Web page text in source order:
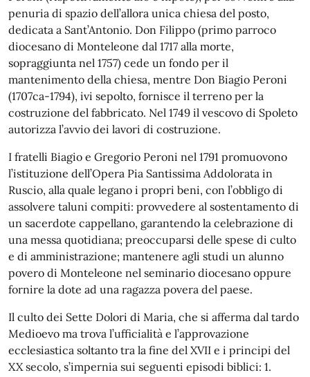
penuria di spazio dell’allora unica chiesa del posto,
dedicata a Sant’Antonio. Don Filippo (primo parroco
diocesano di Monteleone dal 1717 alla morte,
sopraggiunta nel 1757) cede un fondo per il
mantenimento della chiesa, mentre Don Biagio Peroni
(1707ca-1794), ivi sepolto, fornisce il terreno per la
costruzione del fabbricato. Nel 1749 il vescovo di Spoleto
autorizza l’avvio dei lavori di costruzione.
I fratelli Biagio e Gregorio Peroni nel 1791 promuovono
l’istituzione dell’Opera Pia Santissima Addolorata in
Ruscio, alla quale legano i propri beni, con l’obbligo di
assolvere taluni compiti: provvedere al sostentamento di
un sacerdote cappellano, garantendo la celebrazione di
una messa quotidiana; preoccuparsi delle spese di culto
e di amministrazione; mantenere agli studi un alunno
povero di Monteleone nel seminario diocesano oppure
fornire la dote ad una ragazza povera del paese.
Il culto dei Sette Dolori di Maria, che si afferma dal tardo
Medioevo ma trova l’ufficialità e l’approvazione
ecclesiastica soltanto tra la fine del XVII e i principi del
XX secolo, s’impernia sui seguenti episodi biblici: 1.